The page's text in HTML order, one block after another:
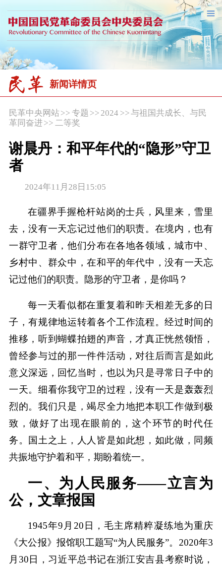
新闻详情页
民革中央网站>> 专题 >>2024 >>与祖国共成长、与民
革同奋进 >> 二等奖
谢晨丹：和平年代的“隐形”守卫
者
2024年11月28日15:05
在疆界手握枪杆站岗的士兵，风里来，雪里
去，没有一天忘记过他们的职责。在境内，也有
一群守卫者，他们分布在各地各领域，城市中、
乡村中、群众中，在和平的年代中，没有一天忘
记过他们的职责。隐形的守卫者，是你吗？
每一天看似都在重复着和昨天相差无多的日
子，有规律地运转着各个工作流程。经过时间的
推移，听到蝴蝶拍翅的声音，才真正恍然领悟，
曾经参与过的那一件件活动，对往后而言是如此
意义深远，回忆当时，也以为只是寻常日子中的
一天。细看你我守卫的过程，没有一天是轰轰烈
烈的。我们只是，竭尽全力地把本职工作做到极
致，做好了出现在眼前的，这个环节的时代任
务。国土之上，人人皆是如此想，如此做，同频
共振地守护着和平，期盼着统一。
一、为人民服务——立言为
公，文章报国
1945年9月20日，毛主席精粹凝练地为重庆
《大公报》报馆职工题写“为人民服务”。2020年3
月30日，习近平总书记在浙江安吉县考察时说，